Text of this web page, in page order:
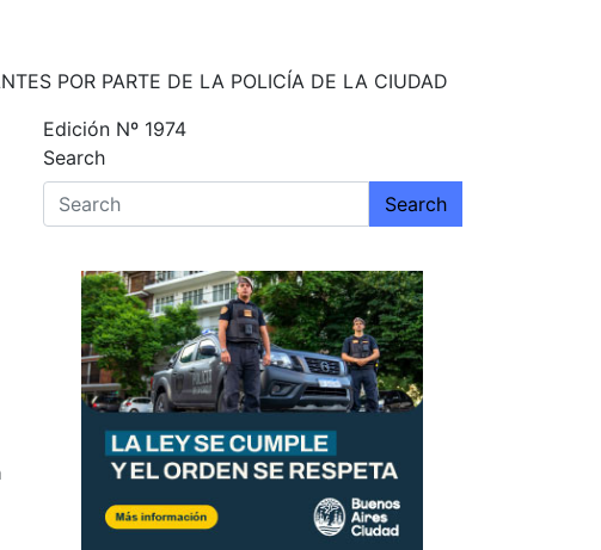
POR PARTE DE LA POLICÍA DE LA CIUDAD
Edición Nº 1974
Search
Search